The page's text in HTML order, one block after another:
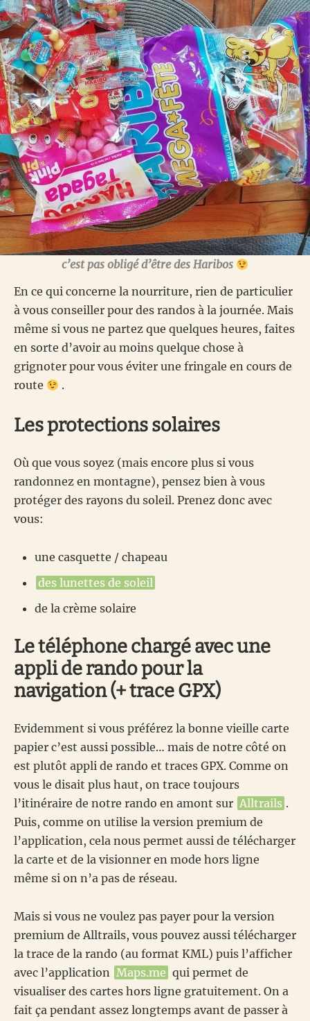
c’est pas obligé d’être des Haribos
En ce qui concerne la nourriture, rien de particulier
à vous conseiller pour des randos à la journée. Mais
même si vous ne partez que quelques heures, faites
en sorte d’avoir au moins quelque chose à
grignoter pour vous éviter une fringale en cours de
route
.
Les protections solaires
Où que vous soyez (mais encore plus si vous
randonnez en montagne), pensez bien à vous
protéger des rayons du soleil. Prenez donc avec
vous:
une casquette / chapeau
des lunettes de soleil
de la crème solaire
Le téléphone chargé avec une
appli de rando pour la
navigation (+ trace GPX)
Evidemment si vous préférez la bonne vieille carte
papier c’est aussi possible… mais de notre côté on
est plutôt appli de rando et traces GPX. Comme on
vous le disait plus haut, on trace toujours
l’itinéraire de notre rando en amont sur Alltrails .
Puis, comme on utilise la version premium de
l’application, cela nous permet aussi de télécharger
la carte et de la visionner en mode hors ligne
même si on n’a pas de réseau.
Mais si vous ne voulez pas payer pour la version
premium de Alltrails, vous pouvez aussi télécharger
la trace de la rando (au format KML) puis l’afficher
avec l’application Maps.me qui permet de
visualiser des cartes hors ligne gratuitement. On a
fait ça pendant assez longtemps avant de passer à